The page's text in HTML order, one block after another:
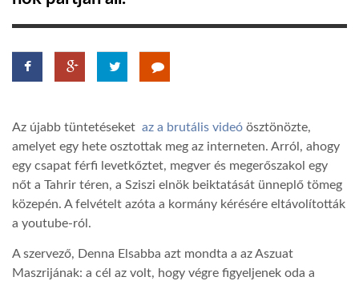
LATIMO.HU
Az újabb tüntetéseket az a brutális videó ösztönözte,
amelyet egy hete osztottak meg az interneten. Arról, ahogy
egy csapat férfi levetkőztet, megver és megerőszakol egy
nőt a Tahrir téren, a Sziszi elnök beiktatását ünneplő tömeg
közepén. A felvételt azóta a kormány kérésére eltávolították
a youtube-ról.
A szervező, Denna Elsabba azt mondta a az Aszuat
Maszrijának: a cél az volt, hogy végre figyeljenek oda a